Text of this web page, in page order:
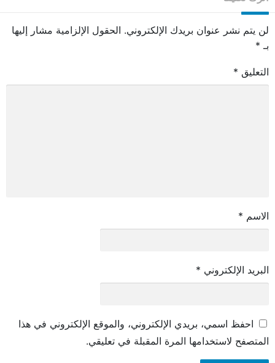
لن يتم نشر عنوان بريدك الإلكتروني. الحقول الإلزامية مشار إليها
بـ *
التعليق *
الاسم *
البريد الإلكتروني *
احفظ اسمي، بريدي الإلكتروني، والموقع الإلكتروني في هذا
المتصفح لاستخدامها المرة المقبلة في تعليقي.